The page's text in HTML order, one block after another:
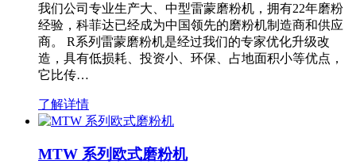
我们公司专业生产大、中型雷蒙磨粉机，拥有22年磨粉
经验，科菲达已经成为中国领先的磨粉机制造商和供应
商。 R系列雷蒙磨粉机是经过我们的专家优化升级改
造，具有低损耗、投资小、环保、占地面积小等优点，
它比传…
了解详情
MTW 系列欧式磨粉机